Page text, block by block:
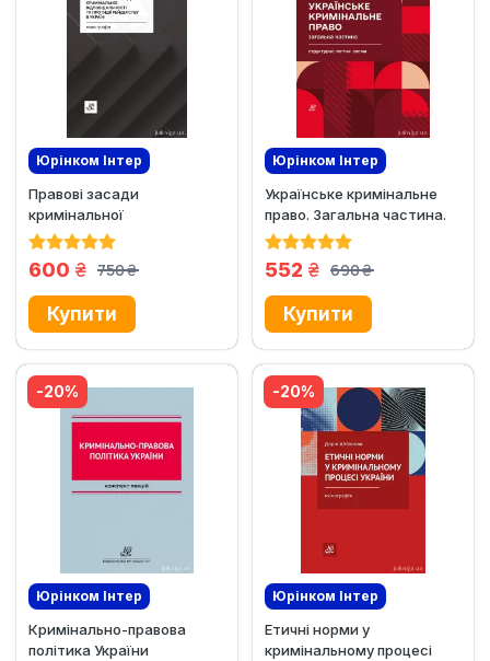
Юрінком Iнтер
Ексклюзив
Правові засади
кримінальної
відповідальності та
750
грн.
600 грн.
Юрінком Iнтер
Ексклюзив
Хіт продажів
Українське кримінальне
право. Загальна частина.
Структурно-логічні схеми
690
грн.
552 грн.
Юрінком Iнтер
Ексклюзив
Кримінально-правова
політика України
-20%
Юрінком Iнтер
Ексклюзив
Етичні норми у
кримінальному процесі
-20%